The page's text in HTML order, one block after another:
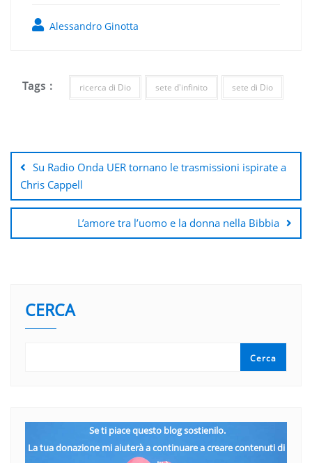
Alessandro Ginotta
Tags : ricerca di Dio sete d'infinito sete di Dio
articoli
Su Radio Onda UER tornano le trasmissioni ispirate a
Chris Cappell
L’amore tra l’uomo e la donna nella Bibbia
CERCA
Cerca
Se ti piace questo blog sostienilo.
La tua donazione mi aiuterà a continuare a creare contenuti di